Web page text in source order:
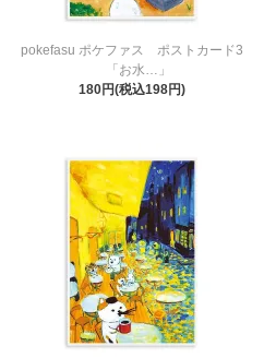
pokefasu ポケファス ポストカード3
「お水…」
180円(税込198円)